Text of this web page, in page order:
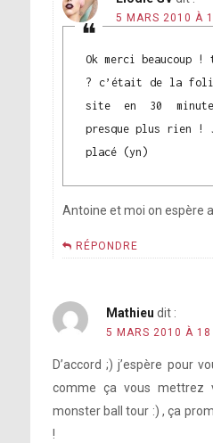
5 MARS 2010 À
Ok merci
? c’était de la
site en 30
presque plus rien !
placé (yn)
Antoine et moi on espère
RÉPONDRE
Mathieu dit :
5 MARS 2010 À 18
D’accord ;) j’espère pour
comme ça vous mettrez
monster ball tour :) , ça
!